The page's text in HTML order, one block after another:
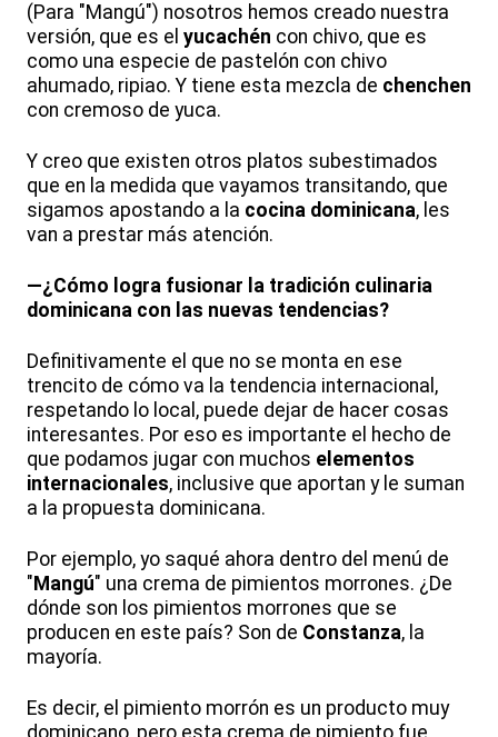
(Para "Mangú") nosotros hemos creado nuestra
versión, que es el yucachén con chivo, que es
como una especie de pastelón con chivo
ahumado, ripiao. Y tiene esta mezcla de chenchen
con cremoso de yuca.
Y creo que existen otros platos subestimados
que en la medida que vayamos transitando, que
sigamos apostando a la cocina dominicana, les
van a prestar más atención.
—¿Cómo logra fusionar la tradición culinaria
dominicana con las nuevas tendencias?
Definitivamente el que no se monta en ese
trencito de cómo va la tendencia internacional,
respetando lo local, puede dejar de hacer cosas
interesantes. Por eso es importante el hecho de
que podamos jugar con muchos elementos
internacionales, inclusive que aportan y le suman
a la propuesta dominicana.
Por ejemplo, yo saqué ahora dentro del menú de
" Mangú" una crema de pimientos morrones. ¿De
dónde son los pimientos morrones que se
producen en este país? Son de Constanza, la
mayoría.
Es decir, el pimiento morrón es un producto muy